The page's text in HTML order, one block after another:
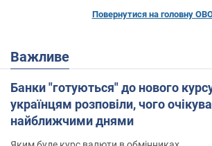
Повернутися на головну
Важливе
Банки "готуються" до нового
українцям розповіли, чого
найближчими днями